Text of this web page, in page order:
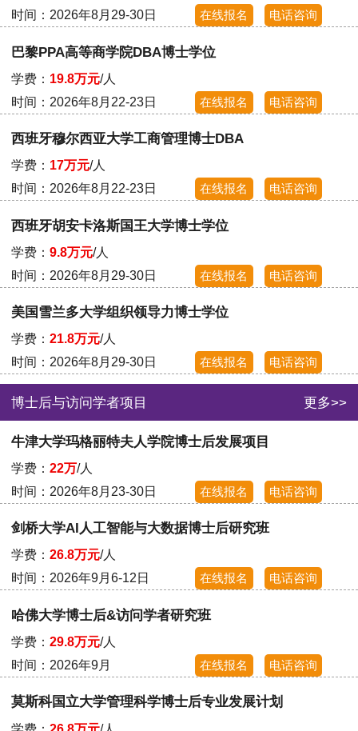
时间：2026年8月29-30日
在线报名 电话咨询
巴黎PPA高等商学院DBA博士学位
学费： 19.8万元/人
时间：2026年8月22-23日
在线报名 电话咨询
西班牙穆尔西亚大学工商管理博士DBA
学费： 17万元/人
时间：2026年8月22-23日
在线报名 电话咨询
西班牙胡安卡洛斯国王大学博士学位
学费：9.8万元/人
时间：2026年8月29-30日
在线报名 电话咨询
美国雪兰多大学组织领导力博士学位
学费：21.8万元/人
时间：2026年8月29-30日
在线报名 电话咨询
博士后与访问学者项目 更多>>
牛津大学玛格丽特夫人学院博士后发展项目
学费：22万/人
时间：2026年8月23-30日
在线报名 电话咨询
剑桥大学AI人工智能与大数据博士后研究班
学费：26.8万元/人
时间：2026年9月6-12日
在线报名 电话咨询
哈佛大学博士后&访问学者研究班
学费：29.8万元/人
时间：2026年9月
在线报名 电话咨询
莫斯科国立大学管理科学博士后专业发展计划